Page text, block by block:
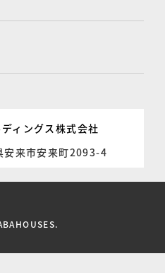
ィングス株式会社
来市安来町2093-4